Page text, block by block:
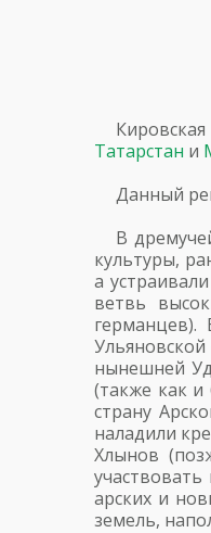
Татарстан и
Данный
В
культуры,
а
ветвь
нынешней
(также как
страну
наладили
Хлынов
арских и
земель,